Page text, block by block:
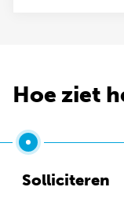
Hoe ziet
Solliciteren